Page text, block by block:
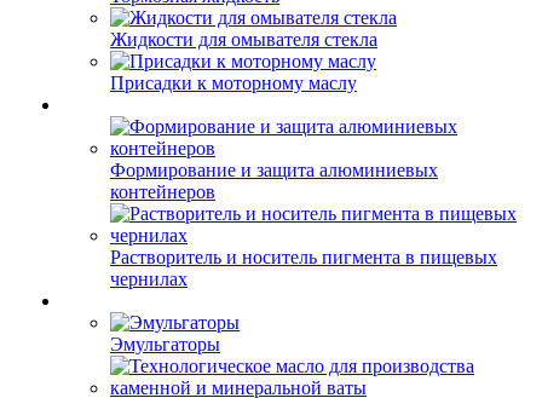
Жидкости для омывателя стекла
Присадки к моторному маслу
Формирование и защита алюминиевых
контейнеров
Растворитель и носитель пигмента в пищевых
чернилах
Эмульгаторы